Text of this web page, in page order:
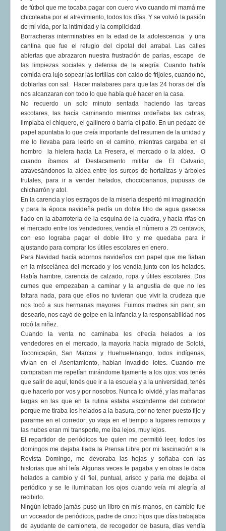
de fútbol que me tocaba pagar con cuero vivo cuando mi mamá me
chicoteaba por el atrevimiento, todos los días. Y se volvió la pasión
de mi vida, por la intimidad y la complicidad.
Borracheras interminables en la edad de la adolescencia y una
cantina que fue el refugio del cipotal del arrabal. Las calles
abiertas que abrazaron nuestra frustración de parias, escape de
las limpiezas sociales y defensa de la alegría. Cuando había
comida era lujo sopear las tortillas con caldo de frijoles, cuando no,
doblarlas con sal. Hacer malabares para que las 24 horas del día
nos alcanzaran con todo lo que había qué hacer en la casa.
No recuerdo un solo minuto sentada haciendo las tareas
escolares, las hacía caminando mientras ordeñaba las cabras,
limpiaba el chiquero, el gallinero o barría el patio. En un pedazo de
papel apuntaba lo que creía importante del resumen de la unidad y
me lo llevaba para leerlo en el camino, mientras cargaba en el
hombro la hielera hacia La Fresera, el mercado o la aldea. O
cuando íbamos al Destacamento militar de El Calvario,
atravesándonos la aldea entre los surcos de hortalizas y árboles
frutales, para ir a vender helados, chocobananos, pupusas de
chicharrón y atol.
En la carencia y los estragos de la miseria despertó mi imaginación
y para la época navideña pedía un doble litro de agua gaseosa
fiado en la abarrotería de la esquina de la cuadra, y hacía rifas en
el mercado entre los vendedores, vendía el número a 25 centavos,
con eso lograba pagar el doble litro y me quedaba para ir
ajustando para comprar los útiles escolares en enero.
Para Navidad hacía adornos navideños con papel que me fiaban
en la miscelánea del mercado y los vendía junto con los helados.
Había hambre, carencia de calzado, ropa y útiles escolares. Dos
cumes que empezaban a caminar y la angustia de que no les
faltara nada, para que ellos no tuvieran que vivir la crudeza que
nos tocó a sus hermanas mayores. Fuimos madres sin parir, sin
desearlo, nos cayó de golpe en la infancia y la responsabilidad nos
robó la niñez.
Cuando la venta no caminaba les ofrecía helados a los
vendedores en el mercado, la mayoría había migrado de Sololá,
Toconicapán, San Marcos y Huehuetenango, todos indígenas,
vivían en el Asentamiento, habían invadido lotes. Cuando me
compraban me repetían mirándome fijamente a los ojos: vos tenés
que salir de aquí, tenés que ir a la escuela y a la universidad, tenés
que hacerlo por vos y por nosotros. Nunca lo olvidé, y las mañanas
largas en las que en la rutina estaba esconderme del cobrador
porque me tiraba los helados a la basura, por no tener puesto fijo y
pararme en el corredor; yo viaja en el tiempo a lugares remotos y
las nubes eran mi transporte, me iba lejos, muy lejos.
El repartidor de periódicos fue quien me permitió leer, todos los
domingos me dejaba fiada la Prensa Libre por mi fascinación a la
Revista Domingo, me devoraba las hojas y soñaba con las
historias que ahí leía. Algunas veces le pagaba y en otras le daba
helados a cambio y él fiel, puntual, arisco y paria me dejaba el
periódico y se le iluminaban los ojos cuando veía mi alegría al
recibirlo.
Ningún letrado jamás puso un libro en mis manos, en cambio fue
un voceador de periódicos, padre de cinco hijos que días trabajaba
de ayudante de camioneta, de recogedor de basura, días vendía